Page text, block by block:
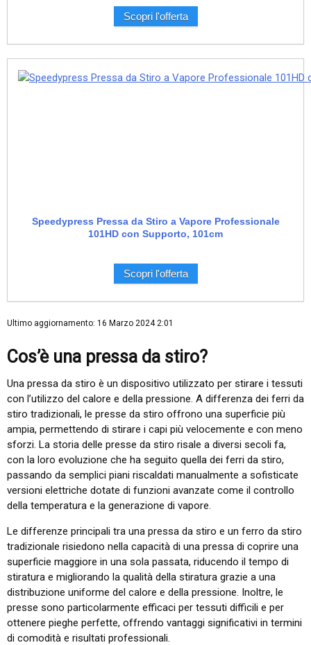
Scopri l'offerta
Speedypress Pressa da Stiro a Vapore Professionale
101HD con Supporto, 101cm
Scopri l'offerta
Ultimo aggiornamento: 16 Marzo 2024 2:01
Cos’è una pressa da stiro?
Una pressa da stiro è un dispositivo utilizzato per stirare i tessuti
con l’utilizzo del calore e della pressione. A differenza dei ferri da
stiro tradizionali, le presse da stiro offrono una superficie più
ampia, permettendo di stirare i capi più velocemente e con meno
sforz​​i. La storia delle presse da stiro risale a diversi secoli fa,
con la loro evoluzione che ha seguito quella dei ferri da stiro,
passando da semplici piani riscaldati manualmente a sofisticate
versioni elettriche dotate di funzioni avanzate come il controllo
della temperatura e la generazione di vapore.
Le differenze principali tra una pressa da stiro e un ferro da stiro
tradizionale risiedono nella capacità di una pressa di coprire una
superficie maggiore in una sola passata, riducendo il tempo di
stiratura e migliorando la qualità della stiratura grazie a una
distribuzione uniforme del calore e della pressione. Inoltre, le
presse sono particolarmente efficaci per tessuti difficili e per
ottenere pieghe perfette, offrendo vantaggi significativi in termini
di comodità e risultati professional​i.